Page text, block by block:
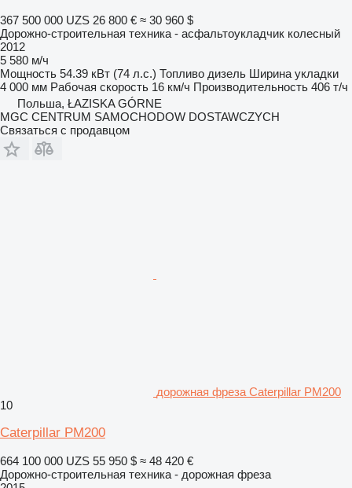
367 500 000 UZS 26 800 € ≈ 30 960 $
Дорожно-строительная техника - асфальтоукладчик колесный
2012
5 580 м/ч
Мощность 54.39 кВт (74 л.с.) Топливо дизель Ширина укладки
4 000 мм Рабочая скорость 16 км/ч Производительность 406 т/ч
Польша, ŁAZISKA GÓRNE
MGC CENTRUM SAMOCHODOW DOSTAWCZYCH
Связаться с продавцом
дорожная фреза Caterpillar PM200
10
Caterpillar PM200
664 100 000 UZS 55 950 $ ≈ 48 420 €
Дорожно-строительная техника - дорожная фреза